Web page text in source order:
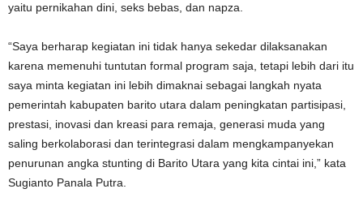
yaitu pernikahan dini, seks bebas, dan napza.
“Saya berharap kegiatan ini tidak hanya sekedar dilaksanakan
karena memenuhi tuntutan formal program saja, tetapi lebih dari itu
saya minta kegiatan ini lebih dimaknai sebagai langkah nyata
pemerintah kabupaten barito utara dalam peningkatan partisipasi,
prestasi, inovasi dan kreasi para remaja, generasi muda yang
saling berkolaborasi dan terintegrasi dalam mengkampanyekan
penurunan angka stunting di Barito Utara yang kita cintai ini,” kata
Sugianto Panala Putra.